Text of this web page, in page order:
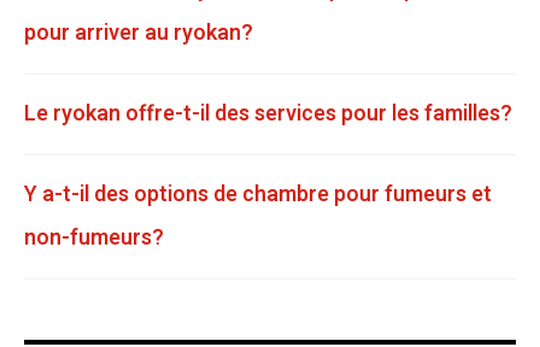
pour arriver au ryokan?
Le ryokan offre-t-il des services pour les familles?
Y a-t-il des options de chambre pour fumeurs et
non-fumeurs?